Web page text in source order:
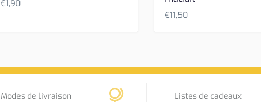
€1,90
€11,50
Modes de livraison Listes de cadeaux